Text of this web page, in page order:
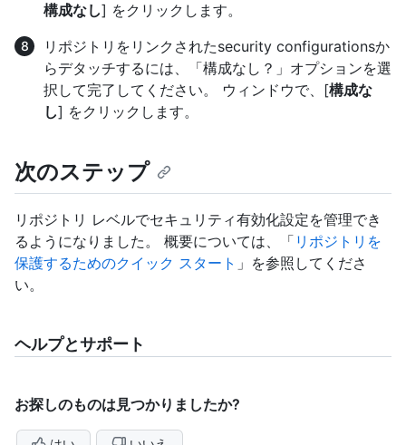
構成なし] をクリックします。
リポジトリをリンクされたsecurity configurationsか
らデタッチするには、「構成なし？」オプションを選
択して完了してください。 ウィンドウで、[構成な
し] をクリックします。
次のステップ
リポジトリ レベルでセキュリティ有効化設定を管理でき
るようになりました。 概要については、「 リポジトリを
保護するためのクイック スタート 」を参照してくださ
い。
ヘルプとサポート
お探しのものは見つかりましたか?